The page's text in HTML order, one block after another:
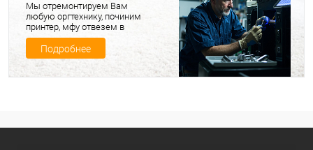
Мы отремонтируем Вам
любую оргтехнику, починим
принтер, мфу отвезем в
ремонт, продиагностируем и
починим, а потом привезем
обратно вашу технику в
полностью исправном
состоянии
Подробнее